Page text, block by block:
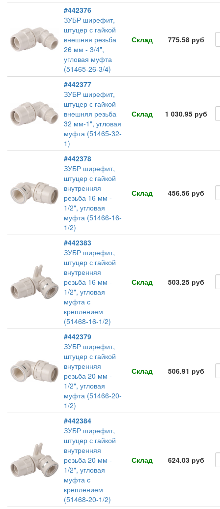
#442376
ЗУБР ширефит,
штуцер с гайкой
внешняя резьба
26 мм - 3/4",
угловая муфта
(51465-26-3/4)
Склад 775.58 руб
#442377
ЗУБР ширефит,
штуцер с гайкой
внешняя резьба
32 мм-1", угловая
муфта (51465-32-
1)
Склад 1 030.95 руб
#442378
ЗУБР ширефит,
штуцер с гайкой
внутренняя
резьба 16 мм -
1/2", угловая
муфта (51466-16-
1/2)
Склад 456.56 руб
#442383
ЗУБР ширефит,
штуцер с гайкой
внутренняя
резьба 16 мм -
1/2", угловая
муфта с
креплением
(51468-16-1/2)
Склад 503.25 руб
#442379
ЗУБР ширефит,
штуцер с гайкой
внутренняя
резьба 20 мм -
1/2", угловая
муфта (51466-20-
1/2)
Склад 506.91 руб
#442384
ЗУБР ширефит,
штуцер с гайкой
внутренняя
резьба 20 мм -
1/2", угловая
муфта с
креплением
(51468-20-1/2)
Склад 624.03 руб